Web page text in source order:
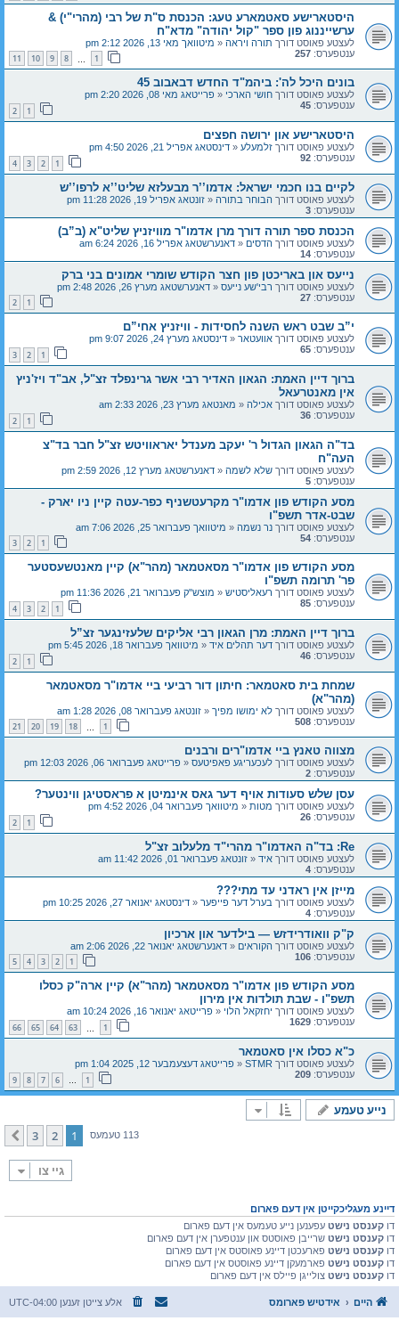
היסטארישע סאטמארע טעג: הכנסת ס"ת של רבי (מהרי"י) &
ערשייננוג פון ספר "קול יהודה" מדא"ח
לעצטע פאוסט דורך תורה ויראה « מיטוואך מאי 13, 2026 2:12 pm
ענטפערס: 257
1
8
9
10
11
בונים היכל לה': ביהמ"ד החדש דבאבוב 45
לעצטע פאוסט דורך חושי הארכי « פרייטאג מאי 08, 2026 2:20 pm
ענטפערס: 45
1
2
היסטארישע און ירושה חפצים
לעצטע פאוסט דורך זלמעלע « דינסטאג אפריל 21, 2026 4:50 pm
ענטפערס: 92
1
2
3
4
לקיים בנו חכמי ישראל: אדמו’’ר מבעלזא שליט’’א לרפו’’ש
לעצטע פאוסט דורך הבוחר בתורה « זונטאג אפריל 19, 2026 11:28 pm
ענטפערס: 3
הכנסת ספר תורה דורך מרן אדמו"ר מוויזניץ שליט"א (ב”ב)
לעצטע פאוסט דורך הדסים « דאנערשטאג אפריל 16, 2026 6:24 am
ענטפערס: 14
נייעס און באריכטן פון חצר הקודש שומרי אמונים בני ברק
לעצטע פאוסט דורך רבי'שע נייעס « דאנערשטאג מערץ 26, 2026 2:48 pm
ענטפערס: 27
1
2
י”ב שבט ראש השנה לחסידות - וויזניץ אחי”ם
לעצטע פאוסט דורך אוועטאר « דינסטאג מערץ 24, 2026 9:07 pm
ענטפערס: 65
1
2
3
ברוך דיין האמת: הגאון האדיר רבי אשר גרינפלד זצ"ל, אב"ד ויז'ניץ
אין מאנטרעאל
לעצטע פאוסט דורך אכילה « מאנטאג מערץ 23, 2026 2:33 am
ענטפערס: 36
1
2
בד"ה הגאון הגדול ר' יעקב מענדל יאראוויטש זצ"ל חבר בד"צ
העה"ח
לעצטע פאוסט דורך שלא לשמה « דאנערשטאג מערץ 12, 2026 2:59 pm
ענטפערס: 5
מסע הקודש פון אדמו"ר מקרעטשניף כפר-עטה קיין ניו יארק -
שבט-אדר תשפ"ו
לעצטע פאוסט דורך נר נשמה « מיטוואך פעברואר 25, 2026 7:06 am
ענטפערס: 54
1
2
3
מסע הקודש פון אדמו"ר מסאטמאר (מהר"א) קיין מאנטשעסטער
פר' תרומה תשפ"ו
לעצטע פאוסט דורך רעאליסטיש « מוצש"ק פעברואר 21, 2026 11:36 pm
ענטפערס: 85
1
2
3
4
ברוך דיין האמת: מרן הגאון רבי אליקים שלעזינגער זצ”ל
לעצטע פאוסט דורך דער תהלים איד « מיטוואך פעברואר 18, 2026 5:45 pm
ענטפערס: 46
1
2
שמחת בית סאטמאר: חיתון דור רביעי ביי אדמו"ר מסאטמאר
(מהר"א)
לעצטע פאוסט דורך לא ימושו מפיך « זונטאג פעברואר 08, 2026 1:28 am
ענטפערס: 508
1
18
19
20
21
מצווה טאנץ ביי אדמו"רים ורבנים
לעצטע פאוסט דורך לעכעריגע פאפיטעס « פרייטאג פעברואר 06, 2026 12:03 pm
ענטפערס: 2
עסן שלש סעודות אויף דער גאס אינמיטן א פראסטיגן ווינטער?
לעצטע פאוסט דורך מטות « מיטוואך פעברואר 04, 2026 4:52 pm
ענטפערס: 26
1
2
Re: בד"ה האדמו"ר מהרי"ד מלעלוב זצ"ל
לעצטע פאוסט דורך איד « זונטאג פעברואר 01, 2026 11:42 am
ענטפערס: 4
מייזן אין ראדני עד מתי???
לעצטע פאוסט דורך בערל דער פייפער « דינסטאג יאנואר 27, 2026 10:25 pm
ענטפערס: 4
ק"ק וואודרידזש — בילדער און ארכיון
לעצטע פאוסט דורך הקוראים « דאנערשטאג יאנואר 22, 2026 2:06 am
ענטפערס: 106
1
2
3
4
5
מסע הקודש פון אדמו"ר מסאטמאר (מהר"א) קיין ארה"ק כסלו
תשפ"ו - שבת תולדות אין מירון
לעצטע פאוסט דורך יחזקאל הלוי « פרייטאג יאנואר 16, 2026 10:24 am
ענטפערס: 1629
1
63
64
65
66
כ"א כסלו אין סאטמאר
לעצטע פאוסט דורך STMR
« פרייטאג דעצעמבער 12, 2025 1:04 pm
ענטפערס: 209
1
…
6
7
8
9
נייע טעמע
113 טעמעס 1
2
3
קומענדיגע
גיי צו
דיינע מעגליכקייטן אין דעם פארום
דו קענסט נישט עפענען נייע טעמעס אין דעם פארום
דו קענסט נישט שרייבן פאוסטס און ענטפערן אין דעם פארום
דו קענסט נישט פארעכטן דיינע פאוסטס אין דעם פארום
דו קענסט נישט פארמעקן דיינע פאוסטס אין דעם פארום
דו קענסט נישט צולייגן פיילס אין דעם פארום
היים אידטיש פארומס אלע צייטן זענען UTC-04:00